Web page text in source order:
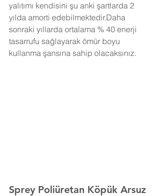
yalıtımı kendisini şu anki şartlarda 2
yılda amorti edebilmektedir.Daha
sonraki yıllarda ortalama % 40 enerji
tasarrufu sağlayarak ömür boyu
kullanma şansına sahip olacaksınız.
Sprey Poliüretan Köpük Arsuz